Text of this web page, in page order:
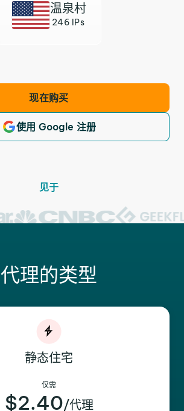
温泉村
246 IPs
现在购买
使用 Google 注册
见于
代理的类型
静态住宅
仅需
$2.40/代理